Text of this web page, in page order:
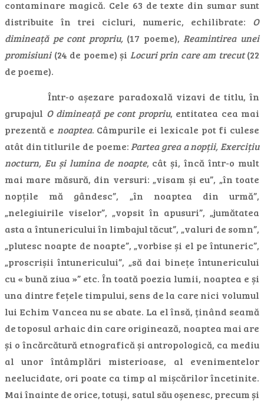
contaminare magică. Cele 63 de texte din sumar sunt
distribuite în trei cicluri, numeric, echilibrate: O
dimineață pe cont propriu, (17 poeme), Reamintirea unei
promisiuni(24 de poeme) și Locuri prin care am trecut(22
de poeme).
Într-o așezare paradoxală vizavi de titlu, în
grupajul O dimineață pe cont propriu, entitatea cea mai
prezentă e noaptea. Câmpurile ei lexicale pot fi culese
atât din titlurile de poeme: Partea grea a nopții, Exercițiu
nocturn, Eu și lumina de noapte, cât și, încă într-o mult
mai mare măsură, din versuri: „visam și eu”, „în toate
nopțile mă gândesc”, „în noaptea din urmă”,
„nelegiuirile viselor”, „vopsit în apusuri”, „jumătatea
asta a întunericului în limbajul tăcut”, „valuri de somn”,
„plutesc noapte de noapte”, „vorbise și el pe întuneric”,
„proscrișii întunericului”, „să dai binețe întunericului
cu « bună ziua »” etc. În toată poezia lumii, noaptea e și
una dintre fețele timpului, sens de la care nici volumul
lui Echim Vancea nu se abate. La el însă, ținând seamă
de toposul arhaic din care originează, noaptea mai are
și o încărcătură etnografică și antropologică, ca mediu
al unor întâmplări misterioase, al evenimentelor
neelucidate, ori poate ca timp al mișcărilor încetinite.
Mai înainte de orice, totuși, satul său oșenesc, precum și